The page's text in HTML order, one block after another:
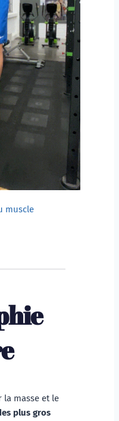
muscle
la masse et le
plus gros